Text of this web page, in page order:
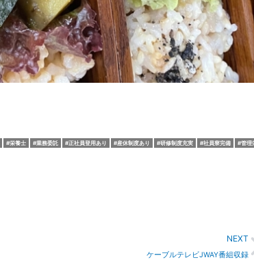
栄養士 業務委託 正社員登用あり 産休制度あり 研修制度充実 社員寮完備 管理
NEXT
ケーブルテレビJWAY番組収録